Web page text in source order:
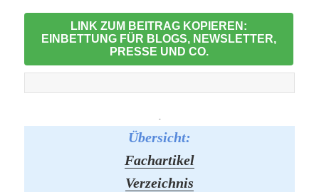
LINK ZUM BEITRAG KOPIEREN:
EINBETTUNG FÜR BLOGS, NEWSLETTER,
PRESSE UND CO.
-
Übersicht:
Fachartikel
Verzeichnis